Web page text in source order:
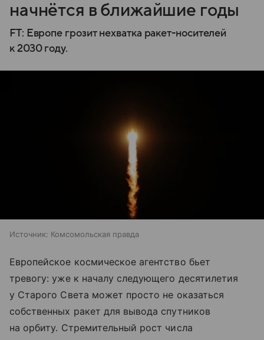
начнётся в ближайшие годы
FT: Европе грозит нехватка ракет-носителей
к 2030 году.
Источник: Комсомольская правда
Европейское космическое агентство бьет
тревогу: уже к началу следующего десятилетия
у Старого Света может просто не оказаться
собственных ракет для вывода спутников
на орбиту. Стремительный рост числа